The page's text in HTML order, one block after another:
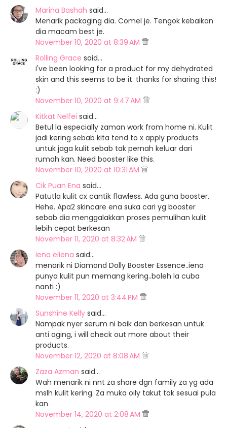
Marina Bashah said…
Menarik packaging dia. Comel je. Tengok kebaikan
dia macam best je.
November 10, 2020 at 8:39 AM
Rolling Grace said…
i've been looking for a product for my dehydrated
skin and this seems to be it. thanks for sharing this!
:)
November 10, 2020 at 9:47 AM
Kitkat Nelfei said…
Betul la especially zaman work from home ni. Kulit
jadi kering sebab kita tend to x apply products
untuk jaga kulit sebab tak pernah keluar dari
rumah kan. Need booster like this.
November 10, 2020 at 10:31 AM
Cik Puan Ena said…
Patutla kulit cx cantik flawless. Ada guna booster.
Hehe. Apa2 skincare ena suka cari yg booster
sebab dia menggalakkan proses pemulihan kulit
lebih cepat berkesan
November 11, 2020 at 8:32 AM
iena eliena said…
menarik ni Diamond Dolly Booster Essence..iena
punya kulit pun memang kering..boleh la cuba
nanti :)
November 11, 2020 at 3:44 PM
Sunshine Kelly said…
Nampak nyer serum ni baik dan berkesan untuk
anti aging, i will check out more about their
products.
November 12, 2020 at 8:08 AM
Zaza Azman said…
Wah menarik ni nnt za share dgn family za yg ada
mslh kulit kering. Za muka oily takut tak sesuai pula
kan
November 14, 2020 at 2:08 AM